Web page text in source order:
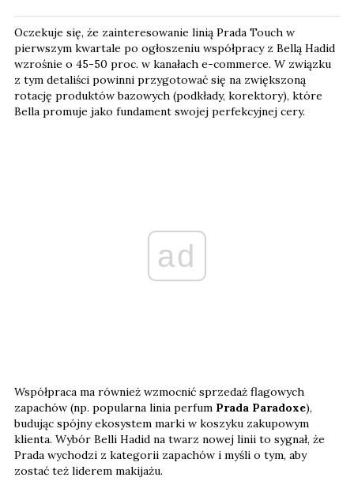
Oczekuje się, że zainteresowanie linią Prada Touch w
pierwszym kwartale po ogłoszeniu współpracy z Bellą Hadid
wzrośnie o 45-50 proc. w kanałach e-commerce. W związku
z tym detaliści powinni przygotować się na zwiększoną
rotację produktów bazowych (podkłady, korektory), które
Bella promuje jako fundament swojej perfekcyjnej cery.
ad
Współpraca ma również wzmocnić sprzedaż flagowych
zapachów (np. popularna linia perfum Prada Paradoxe),
budując spójny ekosystem marki w koszyku zakupowym
klienta. Wybór Belli Hadid na twarz nowej linii to sygnał, że
Prada wychodzi z kategorii zapachów i myśli o tym, aby
zostać też liderem makijażu.